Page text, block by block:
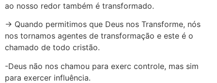
ao nosso redor também é transformado.
→ Quando permitimos que Deus nos Transforme, nós
nos tornamos agentes de transformação e este é o
chamado de todo cristão.
-Deus não nos chamou para exerc controle, mas sim
para exercer influência.